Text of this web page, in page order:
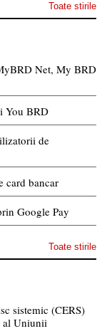
Toate stirile
Net, My BRD
You BRD
de
card bancar
Google Pay
Toate stirile
sistemic (CERS)
al Uniunii